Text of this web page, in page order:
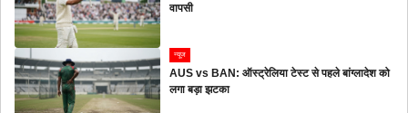
वापसी
न्यूज
AUS vs BAN: ऑस्ट्रेलिया टेस्ट से पहले बांग्लादेश को
लगा बड़ा झटका